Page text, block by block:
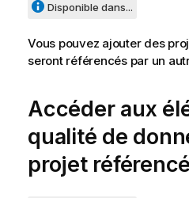
Disponible dans...
Vous pouvez ajouter des
seront référencés par un
Accéder aux
qualité de
projet référencé